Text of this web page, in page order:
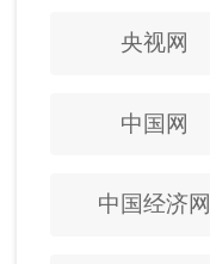
央视网
中国网
中国经济网